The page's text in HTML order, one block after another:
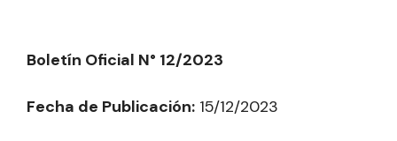
Boletín Oficial N° 12/2023
Fecha de Publicación: 15/12/2023